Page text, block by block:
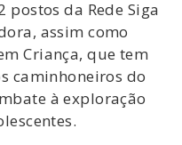
da Rede Siga
assim como
Criança, que tem
caminhoneiros do
à exploração